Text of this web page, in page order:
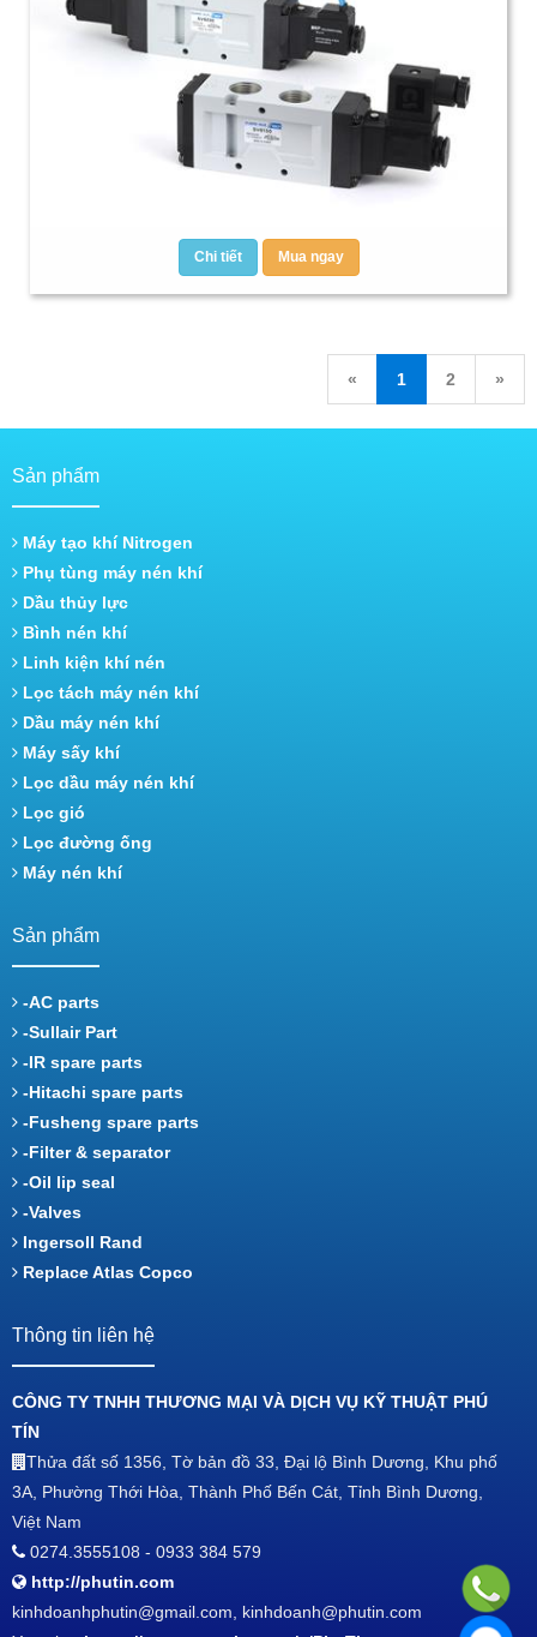
Chi tiết Mua ngay
« 1 2 »
Sản phẩm
Máy tạo khí Nitrogen
Phụ tùng máy nén khí
Dầu thủy lực
Bình nén khí
Linh kiện khí nén
Lọc tách máy nén khí
Dầu máy nén khí
Máy sấy khí
Lọc dầu máy nén khí
Lọc gió
Lọc đường ống
Máy nén khí
Sản phẩm
-AC parts
-Sullair Part
-IR spare parts
-Hitachi spare parts
-Fusheng spare parts
-Filter & separator
-Oil lip seal
-Valves
Ingersoll Rand
Replace Atlas Copco
Thông tin liên hệ
CÔNG TY TNHH THƯƠNG MẠI VÀ DỊCH VỤ KỸ THUẬT PHÚ
TÍN
Thửa đất số 1356, Tờ bản đồ 33, Đại lộ Bình Dương, Khu phố
3A, Phường Thới Hòa, Thành Phố Bến Cát, Tỉnh Bình Dương,
Việt Nam
0274.3555108 - 0933 384 579
http://phutin.com
kinhdoanhphutin@gmail.com, kinhdoanh@phutin.com